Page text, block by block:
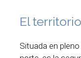
El territorio
Situada en